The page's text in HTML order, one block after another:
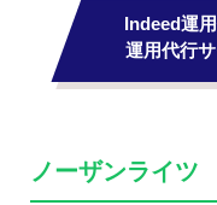
Indeed運
運用代行
ノーザンライツ